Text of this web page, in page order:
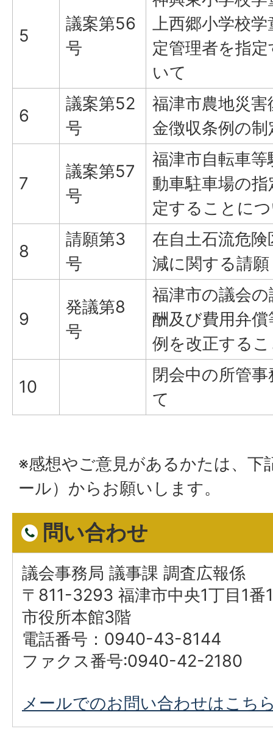
5
議案第56
号
上西郷小学校
定管理者を指
いて
6
議案第52
号
福津市農地災
金徴収条例の
7
議案第57
号
福津市自転車
動車駐車場の
定することに
8
請願第3
号
在自土石流危
減に関する請願
9
発議第8
号
福津市の議会
酬及び費用弁
例を改正する
10
閉会中の所管
て
※感想やご意見があるかたは、下
ール）からお願いします。
問い合わせ
議会事務局 議事課 調査広報係
〒811-3293 福津市中央1丁目1番
市役所本館3階
電話番号：0940-43-8144
ファクス番号:0940-42-2180
メールでのお問い合わせはこち